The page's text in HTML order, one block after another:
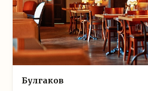
Булгаков